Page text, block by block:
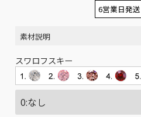
6営業日発送
素材説明
スワロフスキー